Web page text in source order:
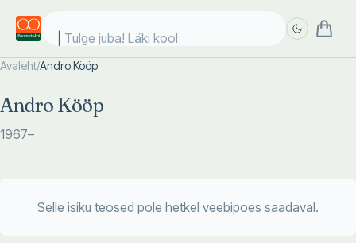
Tulge juba! Läki kooli
Avaleht/Andro Kööp
Andro Kööp
1967–
Selle isiku teosed pole hetkel veebipoes saadaval.